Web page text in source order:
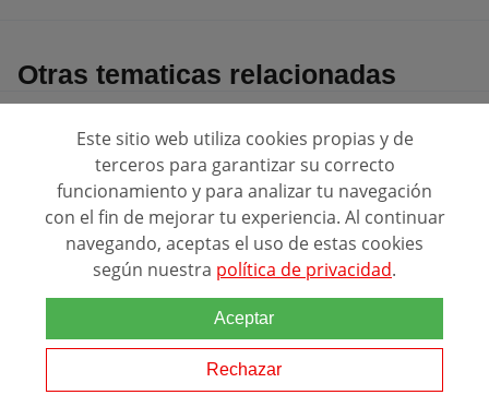
Otras tematicas relacionadas
Responsabilidad Social Corporativa
medio ambiente
Este sitio web utiliza cookies propias y de
terceros para garantizar su correcto
funcionamiento y para analizar tu navegación
con el fin de mejorar tu experiencia. Al continuar
navegando, aceptas el uso de estas cookies
según nuestra política de privacidad.
Aceptar
Rechazar